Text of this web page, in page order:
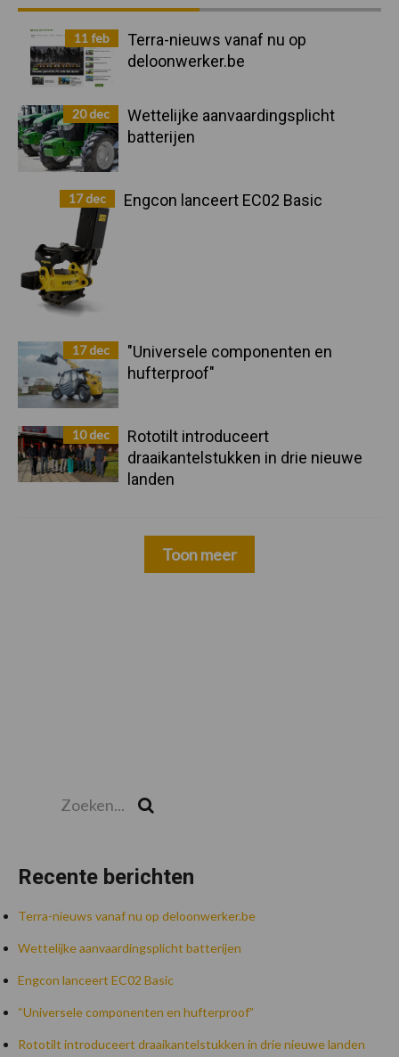
Sidebar
11 feb
Terra-nieuws vanaf nu op
deloonwerker.be
20 dec
Wettelijke aanvaardingsplicht
batterijen
17 dec Engcon lanceert EC02 Basic
17 dec
"Universele componenten en
hufterproof"
10 dec
Rototilt introduceert
draaikantelstukken in drie nieuwe
landen
Toon meer
Recente berichten
Terra-nieuws vanaf nu op deloonwerker.be
Wettelijke aanvaardingsplicht batterijen
Engcon lanceert EC02 Basic
“Universele componenten en hufterproof”
Rototilt introduceert draaikantelstukken in drie nieuwe landen